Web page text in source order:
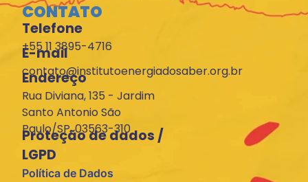
CONTATO
Telefone
+55 11 3895-4716
E-mail
contato@institutoenergiadosaber.org.br
Endereço
Rua Diviana, 135 - Jardim
Santo Antonio São
Paulo/SP, 03563-310
Proteção de dados /
LGPD
Política de Dados